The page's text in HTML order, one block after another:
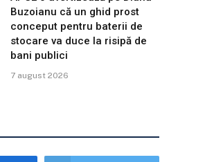
Buzoianu că un ghid prost
conceput pentru baterii de
stocare va duce la risipă de
bani publici
7 august 2026